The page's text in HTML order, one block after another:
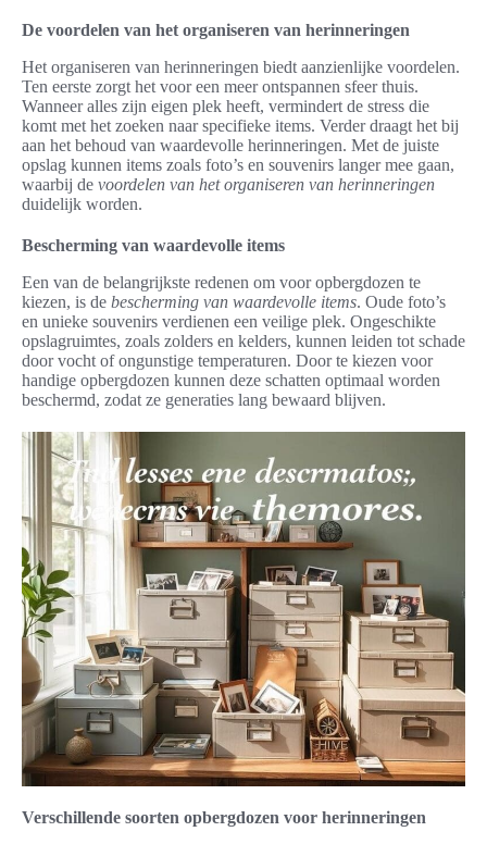
De voordelen van het organiseren van herinneringen
Het organiseren van herinneringen biedt aanzienlijke voordelen.
Ten eerste zorgt het voor een meer ontspannen sfeer thuis.
Wanneer alles zijn eigen plek heeft, vermindert de stress die
komt met het zoeken naar specifieke items. Verder draagt het bij
aan het behoud van waardevolle herinneringen. Met de juiste
opslag kunnen items zoals foto’s en souvenirs langer mee gaan,
waarbij de voordelen van het organiseren van herinneringen
duidelijk worden.
Bescherming van waardevolle items
Een van de belangrijkste redenen om voor opbergdozen te
kiezen, is de bescherming van waardevolle items. Oude foto’s
en unieke souvenirs verdienen een veilige plek. Ongeschikte
opslagruimtes, zoals zolders en kelders, kunnen leiden tot schade
door vocht of ongunstige temperaturen. Door te kiezen voor
handige opbergdozen kunnen deze schatten optimaal worden
beschermd, zodat ze generaties lang bewaard blijven.
Verschillende soorten opbergdozen voor herinneringen